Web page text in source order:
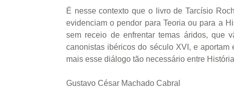
É nesse contexto que o livro de Tarcísio
evidenciam o pendor para Teoria ou para a
sem receio de enfrentar temas áridos, que
canonistas ibéricos do século XVI, e
mais esse diálogo tão necessário entre
Gustavo César Machado Cabral